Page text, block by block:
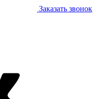
Заказать звонок